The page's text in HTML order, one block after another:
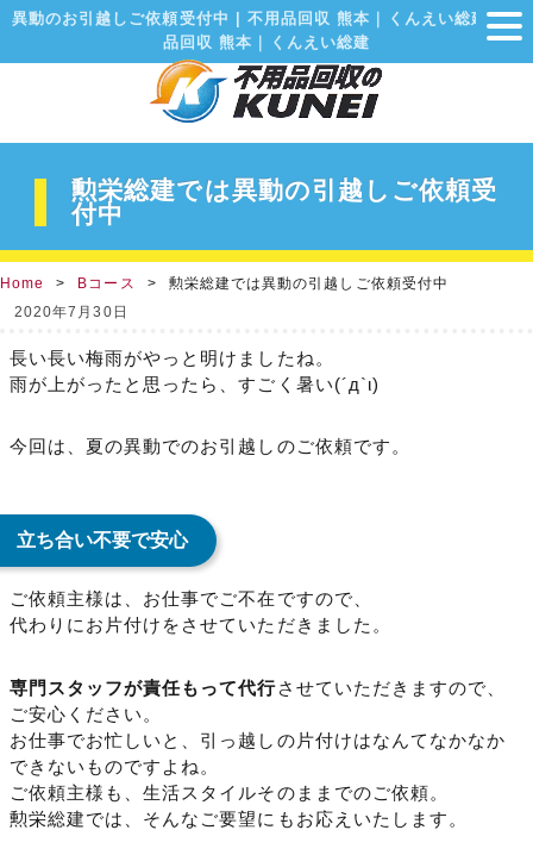
異動のお引越しご依頼受付中 | 不用品回収 熊本｜くんえい総建不用
品回収 熊本｜くんえい総建
Home Bコース 勲栄総建では異動の引越しご依頼受付中
勲栄総建では異動の引越しご依頼受
付中
2020年7月30日
長い長い梅雨がやっと明けましたね。
雨が上がったと思ったら、すごく暑い(´д`ι)
今回は、夏の異動でのお引越しのご依頼です。
立ち合い不要で安心
ご依頼主様は、お仕事でご不在ですので、
代わりにお片付けをさせていただきました。
専門スタッフが責任もって代行させていただきますので、
ご安心ください。
お仕事でお忙しいと、引っ越しの片付けはなんてなかなか
できないものですよね。
ご依頼主様も、生活スタイルそのままでのご依頼。
勲栄総建では、そんなご要望にもお応えいたします。